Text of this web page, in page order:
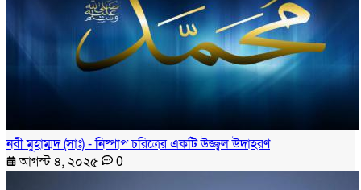
নবী মুহাম্মদ (সাঃ) - নিষ্পাপ চরিত্রের একটি উজ্জ্বল উদাহরণ
আগস্ট ৪, ২০২৫
0